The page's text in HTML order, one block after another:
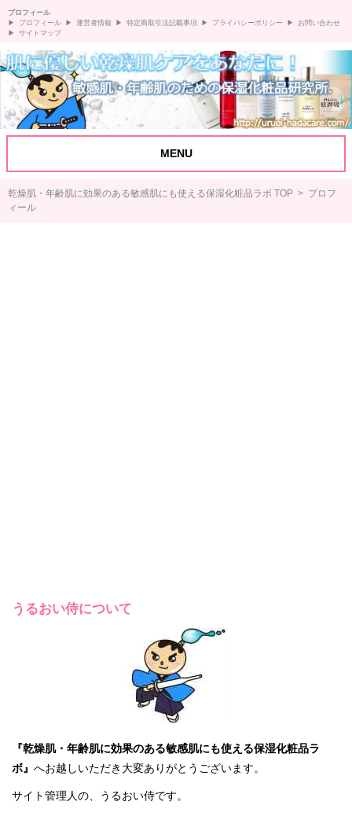
プロフィール
プロフィール
運営者情報 特定商取引法記載事項 プライバシーポリシー
お問い合わせ
サイトマップ
MENU
乾燥肌・年齢肌に効果のある敏感肌にも使える保湿化粧品ラボ TOP > プロフ
ィール
うるおい侍について
『乾燥肌・ 年齢肌に効果のある敏感肌にも使える保湿化粧品ラ
ボ』 へお越しいただき大変ありがとうございます。
サイト管理人の、うるおい侍です。